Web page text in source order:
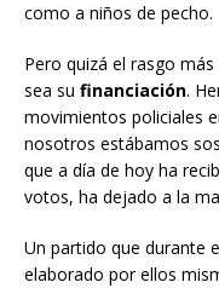
como a niños de pecho.
Pero quizá el rasgo
sea su financiación.
movimientos policiales
nosotros estábamos
que a día de hoy ha
votos, ha dejado a la
Un partido que durante
elaborado por ellos